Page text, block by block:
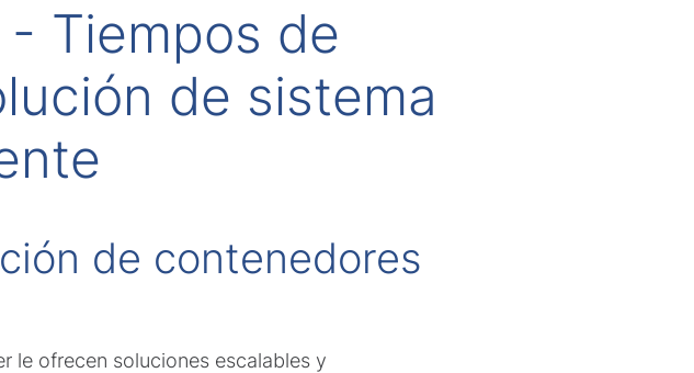
Tiempos de
de sistema
de contenedores
le ofrecen soluciones escalables y